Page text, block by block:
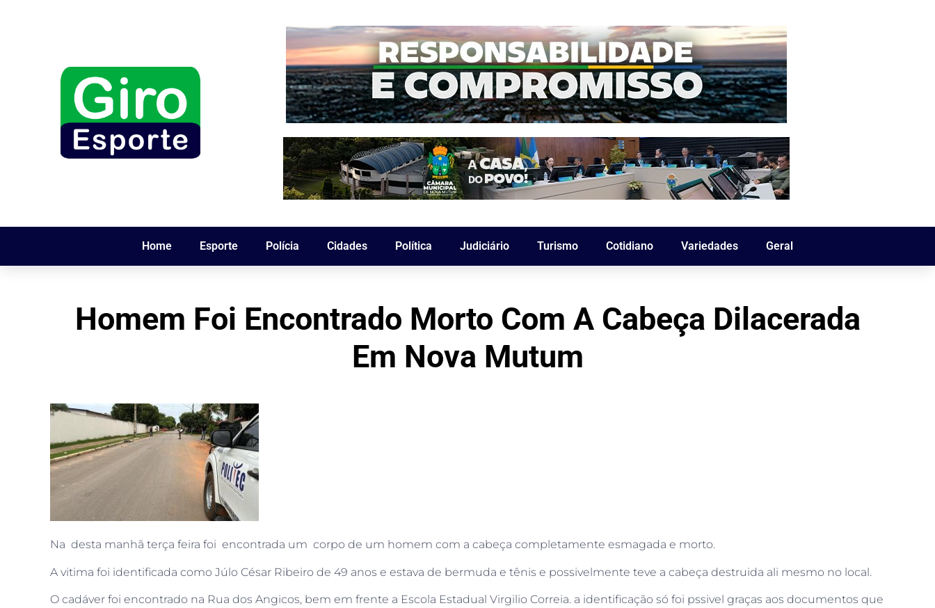
Home Esporte Polícia Cidades Política Judiciário Turismo Cotidiano Variedades Geral
Homem Foi Encontrado Morto Com A Cabeça Dilacerada
Em Nova Mutum
Na desta manhã terça feira foi encontrada um corpo de um homem com a cabeça completamente esmagada e morto.
A vitima foi identificada como Júlo César Ribeiro de 49 anos e estava de bermuda e tênis e possivelmente teve a cabeça destruida ali mesmo no local.
O cadáver foi encontrado na Rua dos Angicos, bem em frente a Escola Estadual Virgilio Correia. a identificação só foi pssivel graças aos documentos que